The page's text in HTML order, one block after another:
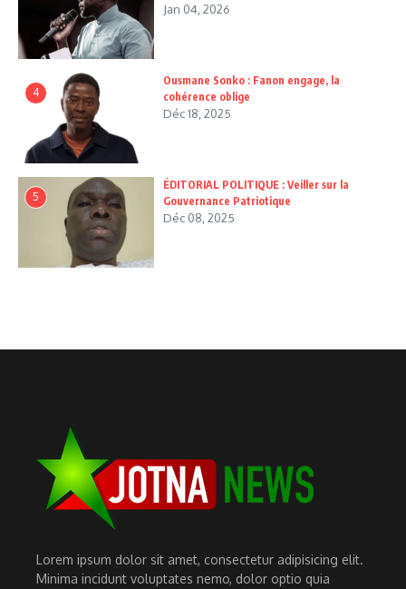
Jan 04, 2026
4
Ousmane Sonko : Fanon engage, la
cohérence oblige
Déc 18, 2025
5
ÉDITORIAL POLITIQUE : Veiller sur la
Gouvernance Patriotique
Déc 08, 2025
Lorem ipsum dolor sit amet, consectetur adipisicing elit.
Minima incidunt voluptates nemo, dolor optio quia